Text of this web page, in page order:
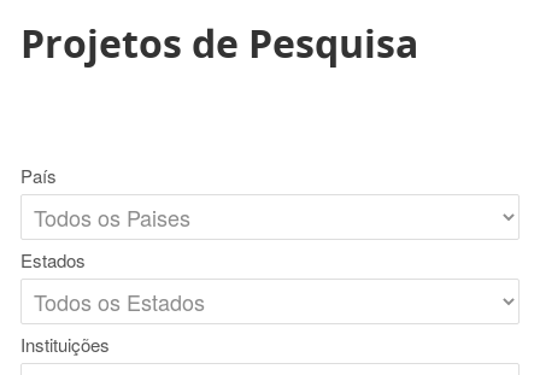
Projetos de Pesquisa
País
Estados
Instituições